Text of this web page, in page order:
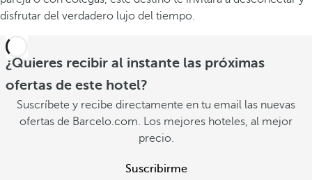
disfrutar del verdadero lujo del tiempo.
¿Quieres recibir al instante las próximas
ofertas de este hotel?
Suscríbete y recibe directamente en tu email las nuevas
ofertas de Barcelo.com. Los mejores hoteles, al mejor
precio.
Suscribirme